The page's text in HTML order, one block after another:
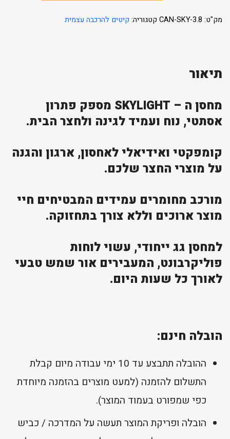
מק"ט: CAN-SKY-3.8 קטגוריה: קיטים להרכבה עצמית
תיאור
מחסן ה – SKYLIGHT מספק פתרון
אסתטי, נוח ועמיד לגינה ולחצר הבית.
קומפקטי ואידיאלי לאחסון, ארגון והגנה
על מוצרי החצר שלכם.
מורכב מחומרים עמידים המבטיחים חיי
מוצר ארוכים וללא צורך בתחזוקה.
למחסן גג ייחודי, עשוי לוחות
פוליקרבונט, המעבירים אור שמש טבעי
לאורך כל שעות היום.
הובלה חינם:
ההובלה תתבצע עד 10 ימי עבודה מיום קבלת
התשלום להזמנה (למעט מוצרים בהזמנה מיוחדת
כפי שמפורט בעמוד המוצר).
הובלה ופריקת המוצר תעשה על המדרכה / כביש